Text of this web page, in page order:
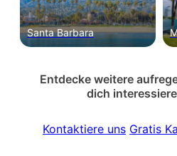
Santa Barbara
Entdecke weitere
dich
Kontaktiere uns Gratis